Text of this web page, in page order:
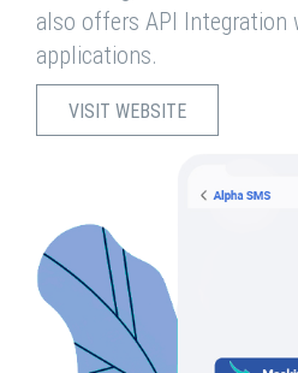
also offers API Integration
applications.
VISIT WEBSITE